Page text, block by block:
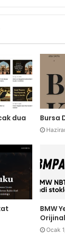
dua Bursa
BMW
Ocak